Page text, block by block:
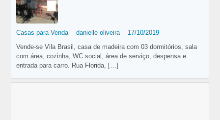
Casas para Venda danielle oliveira
17/10/2019
Vende-se Vila Brasil, casa de madeira com 03 dormitórios, sala
com área, cozinha, WC social, área de serviço, despensa e
entrada para carro. Rua Florida, […]